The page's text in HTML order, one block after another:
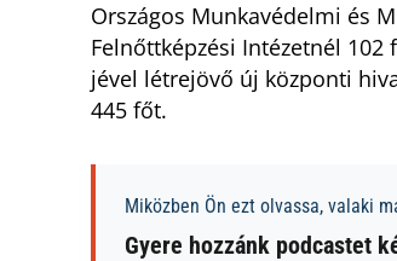
Országos Munkavédelmi és
Felnőttképzési Intézetnél
jével létrejövő új központi
445 főt.
Miközben Ön ezt olvassa, valaki
Gyere hozzánk podcastet